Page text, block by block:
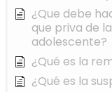
¿Que debe
que priva de
adolescente?
¿Qué es la
¿Qué es la